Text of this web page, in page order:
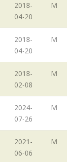
2018-
04-20
M
2018-
04-20
M
2018-
02-08
M
2024-
07-26
M
2021-
06-06
M